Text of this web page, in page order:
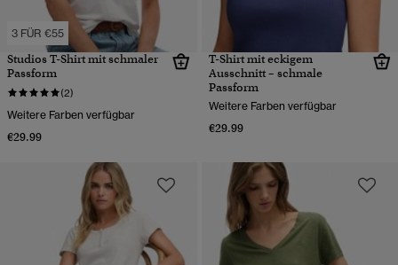
3 FÜR €55
Studios T-Shirt mit schmaler
Passform
(2)
Weitere Farben verfügbar
€29.99
T-Shirt mit eckigem
Ausschnitt – schmale
Passform
Weitere Farben verfügbar
€29.99